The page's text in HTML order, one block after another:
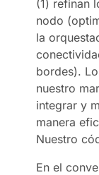
(1) refinan
nodo
la
bordes).
nuestro
integrar y
manera
Nuestro
En el